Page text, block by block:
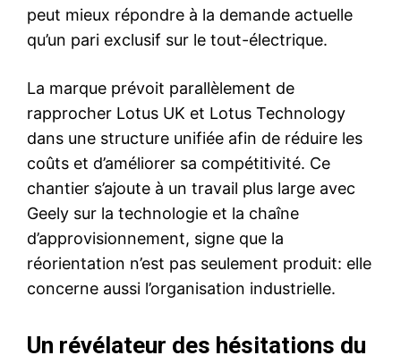
peut mieux répondre à la demande actuelle
qu’un pari exclusif sur le tout-électrique.
La marque prévoit parallèlement de
rapprocher Lotus UK et Lotus Technology
dans une structure unifiée afin de réduire les
coûts et d’améliorer sa compétitivité. Ce
chantier s’ajoute à un travail plus large avec
Geely sur la technologie et la chaîne
d’approvisionnement, signe que la
réorientation n’est pas seulement produit: elle
concerne aussi l’organisation industrielle.
Un révélateur des hésitations du